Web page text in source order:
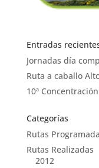
Entradas
Jornadas día
Ruta a caballo
10ª
Categorías
Rutas
Rutas Realizadas
2012